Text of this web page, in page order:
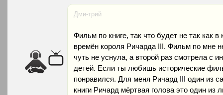
Дми-трий
Фильм по книге, так что будет не так как
времён короля Ричарда III. Фильм по мне
чуть не уснула, а второй раз смотрела с
детей. Если ты любишь исторические
понравился. Для меня Ричард III один из
книги Ричард мёртвая голова это один из